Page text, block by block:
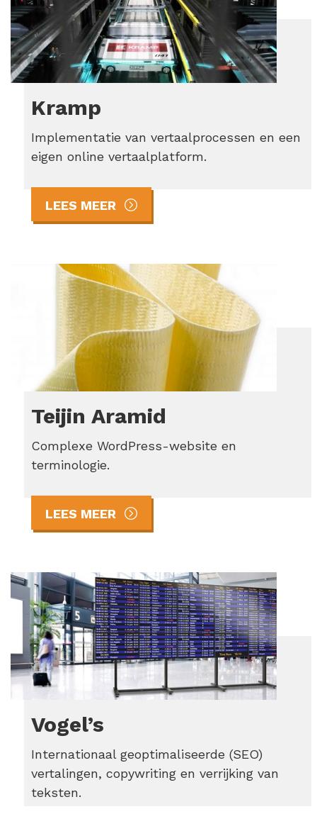
Kramp
Implementatie van vertaalprocessen en een
eigen online vertaalplatform.
LEES MEER
Teijin Aramid
Complexe WordPress-website en
terminologie.
LEES MEER
Vogel’s
Internationaal geoptimaliseerde (SEO)
vertalingen, copywriting en verrijking van
teksten.